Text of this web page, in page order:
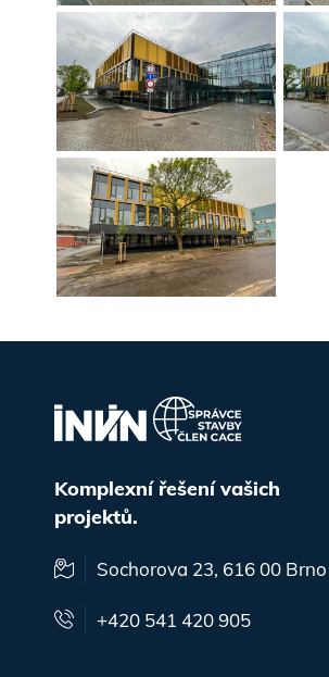
Komplexní řešení vašich
projektů.
Sochorova 23, 616 00 Brno
+420 541 420 905